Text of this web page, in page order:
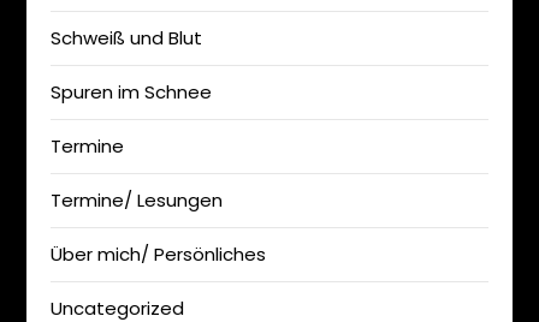
Schweiß und Blut
Spuren im Schnee
Termine
Termine/ Lesungen
Über mich/ Persönliches
Uncategorized